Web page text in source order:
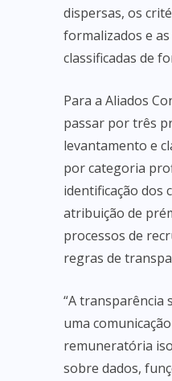
dispersas, os
formalizados e
classificadas de
Para a Aliados
passar por três
levantamento e
por categoria
identificação dos
atribuição de
processos de
regras de
“A transparência
uma
remuneratória
sobre dados,